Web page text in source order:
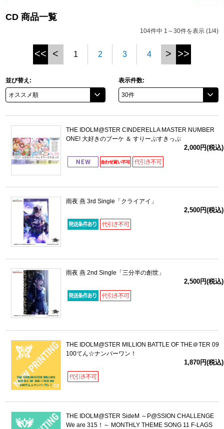
スサノオマジック
ラブライブ！シリーズ
ラブライブ！サンシャイン‼
ラブライブ！虹ヶ咲学園スクールアイドル同好会
ラブライブ！スーパースター!!
アイドリッシュセブン
モフモフパレード
CD 商品一覧
104件中 1～30件を表示 (1/4)
<< < 1 2 3 4 > >>
並び替え: 表示件数:
THE IDOLM@STER CINDERELLA MASTER NUMBER
ONE! 大好きのブーケ ＆ すりーぷすきっぷ
2,000円(税込)
雨夜 燕 3rd Single「クライアイ」
2,500円(税込)
雨夜 燕 2nd Single「三分半の創世」
2,500円(税込)
THE IDOLM@STER MILLION BATTLE OF THE＠TER 09
100てん☆ナンバーワン！
1,870円(税込)
THE IDOLM@STER SideM ～P@SSION CHALLENGE
We are 315！～ MONTHLY THEME SONG 11 F-LAGS